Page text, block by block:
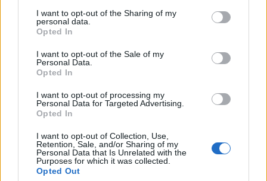
not limited to your visit or usage behaviour. You may click to
grant or deny consent to Google and its third-party tags to
use your data for below specified purposes in below Google
consent section.
I want to opt-out of the Sharing of my
personal data.
Opted In
I want to opt-out of the Sale of my
Personal Data.
Opted In
I want to opt-out of processing my
Personal Data for Targeted Advertising.
Opted In
I want to opt-out of Collection, Use,
Retention, Sale, and/or Sharing of my
Personal Data that Is Unrelated with the
Purposes for which it was collected.
Opted Out
fellépők között lesz Dolák-Saly Róbert, illetve
Bolba Éva és a JAZZterlánc is. A
Mackófesztivál részletes programja az
Állatkert honapján olvasható.
Azért, hogy a Mackófesztiválon minél többen
részt vehessenek, a négy nap során
díjmentesen látogathatják az Állatkertet azok
a 14 éven aluli gyermekeket, akik
érkezésükkor a főbejáratnál brummognak.
Egyébként sok család körében hagyomány
ilyenkor az is, hogy az aprónép valamilyen
„medvés” viseletben, például „mackófüles”